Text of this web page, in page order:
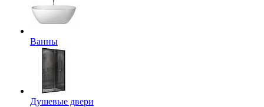
Ванны
Душевые двери